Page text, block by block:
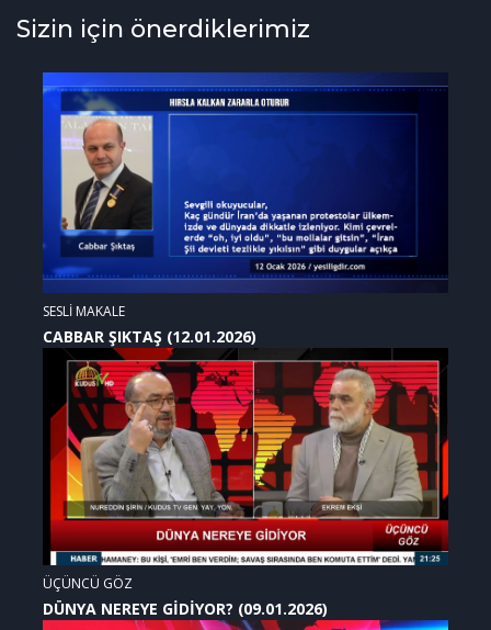
Sizin için önerdiklerimiz
SESLİ MAKALE
CABBAR ŞIKTAŞ (12.01.2026)
ÜÇÜNCÜ GÖZ
DÜNYA NEREYE GİDİYOR? (09.01.2026)